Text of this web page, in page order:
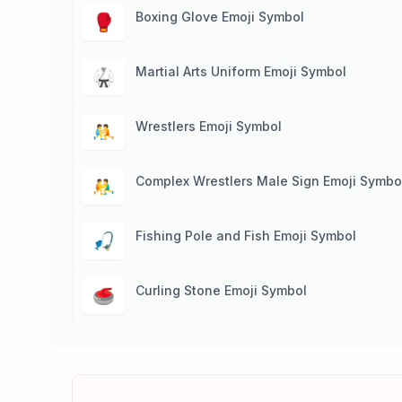
🥊 Boxing Glove Emoji Symbol
🥋 Martial Arts Uniform Emoji Symbol
🤼 Wrestlers Emoji Symbol
🤼‍♂️ Complex Wrestlers Male Sign Emoji
🎣 Fishing Pole and Fish Emoji Symbol
🥌 Curling Stone Emoji Symbol